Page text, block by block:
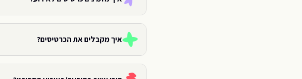
איך מקבלים את הכרטיסים?